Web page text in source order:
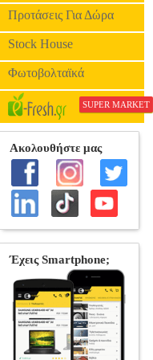
Προτάσεις Για Δώρα
Stock House
Φωτοβολταϊκά
SUPER MARKET